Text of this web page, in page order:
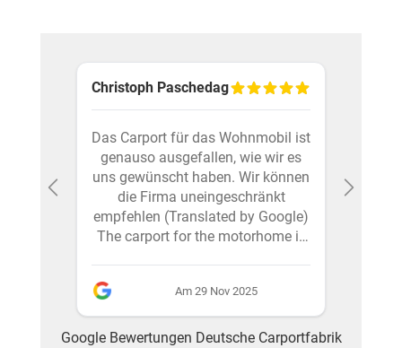
Christoph Paschedag
Das Carport für das Wohnmobil ist
genauso ausgefallen, wie wir es
uns gewünscht haben. Wir können
die Firma uneingeschränkt
empfehlen (Translated by Google)
The carport for the motorhome is
company.
Am 29 Nov 2025
Google Bewertungen Deutsche Carportfabrik